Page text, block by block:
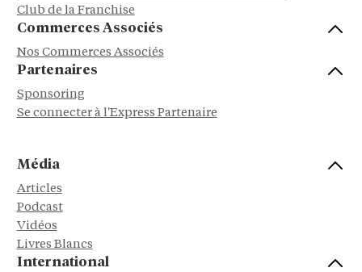
Club de la Franchise
Commerces Associés
Nos Commerces Associés
Partenaires
Sponsoring
Se connecter à l'Express Partenaire
Média
Articles
Podcast
Vidéos
Livres Blancs
International